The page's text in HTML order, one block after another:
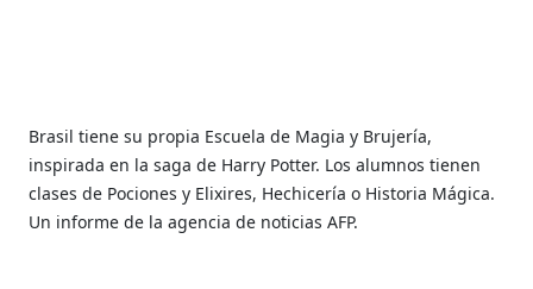
Brasil tiene su propia Escuela de Magia y Brujería,
inspirada en la saga de Harry Potter. Los alumnos tienen
clases de Pociones y Elixires, Hechicería o Historia Mágica.
Un informe de la agencia de noticias AFP.